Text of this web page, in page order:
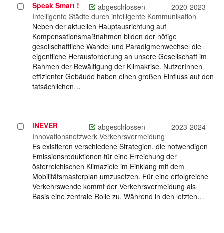
Projekt
auswählen
Speak Smart ! abgeschlossen
2020-2023
Intelligente Städte durch intelligente Kommunikation
Neben der aktuellen Hauptausrichtung auf
Kompensationsmaßnahmen bilden der nötige
gesellschaftliche Wandel und Paradigmenwechsel die
eigentliche Herausforderung an unsere Gesellschaft im
Rahmen der Bewältigung der Klimakrise. NutzerInnen
effizienter Gebäude haben einen großen Einfluss auf den
tatsächlichen…
Projekt
auswählen
iNEVER abgeschlossen
2023-2024
Innovationsnetzwerk Verkehrsvermeidung
Es existieren verschiedene Strategien, die notwendigen
Emissionsreduktionen für eine Erreichung der
österreichischen Klimaziele im Einklang mit dem
Mobilitätsmasterplan umzusetzen. Für eine erfolgreiche
Verkehrswende kommt der Verkehrsvermeidung als
Basis eine zentrale Rolle zu. Während in den letzten…